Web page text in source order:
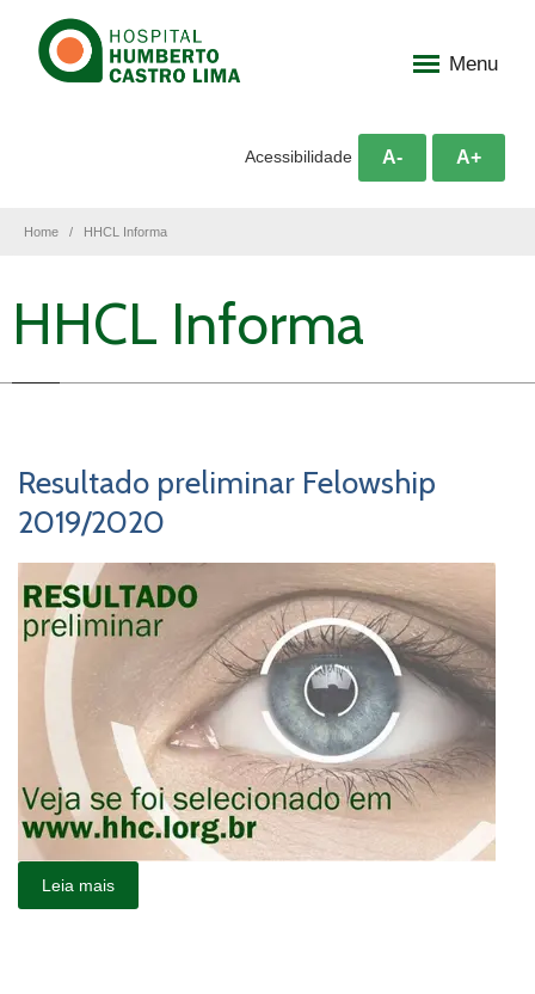
Menu
Acessibilidade A- A+
Home HHCL Informa
HHCL Informa
Resultado preliminar Felowship
2019/2020
Leia mais